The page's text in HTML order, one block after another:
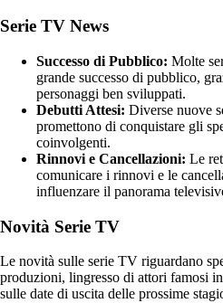
Serie TV News
Successo di Pubblico: Molte
grande successo di pubblico,
personaggi ben sviluppati.
Debutti Attesi: Diverse nuove
promettono di conquistare gli
coinvolgenti.
Rinnovi e Cancellazioni: Le
comunicare i rinnovi e le
influenzare il panorama
Novità Serie TV
Le novità sulle serie TV riguardano
produzioni, lingresso di attori famosi
sulle date di uscita delle prossime